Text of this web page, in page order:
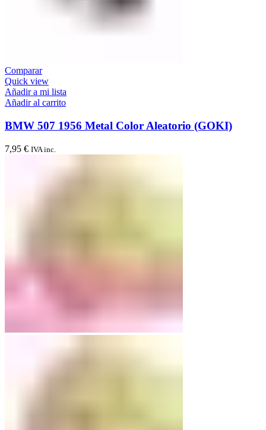
Comparar
Quick view
Añadir a mi lista
Añadir al carrito
BMW 507 1956 Metal Color Aleatorio (GOKI)
7,95 € IVA inc.